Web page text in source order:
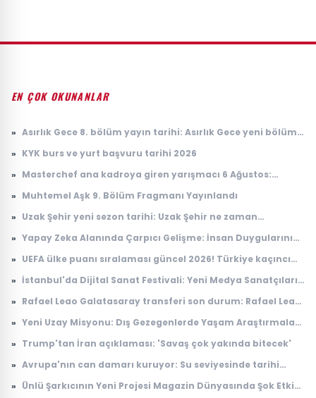
EN ÇOK OKUNANLAR
» Asırlık Gece 8. bölüm yayın tarihi: Asırlık Gece yeni bölüm
» KYK burs ve yurt başvuru tarihi 2026
» Masterchef ana kadroya giren yarışmacı 6 Ağustos:
» Muhtemel Aşk 9. Bölüm Fragmanı Yayınlandı
» Uzak Şehir yeni sezon tarihi: Uzak Şehir ne zaman
» Yapay Zeka Alanında Çarpıcı Gelişme: İnsan Duygularını
» UEFA ülke puanı sıralaması güncel 2026! Türkiye kaçıncı
» İstanbul'da Dijital Sanat Festivali: Yeni Medya Sanatçıları
» Rafael Leao Galatasaray transferi son durum: Rafael Leao
» Yeni Uzay Misyonu: Dış Gezegenlerde Yaşam Araştırmaları
» Trump'tan İran açıklaması: 'Savaş çok yakında bitecek'
» Avrupa'nın can damarı kuruyor: Su seviyesinde tarihi
» Ünlü Şarkıcının Yeni Projesi Magazin Dünyasında Şok Etkisi